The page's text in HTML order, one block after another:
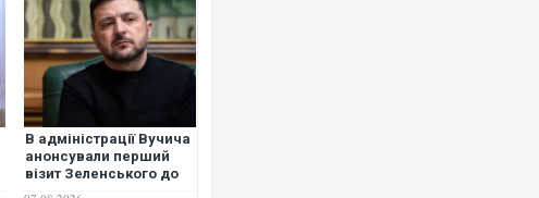
В адміністрації Вучича
анонсували перший
візит Зеленського до
Ворог завдав
двоє поранених. Ще
після атаки БПЛА по ринку